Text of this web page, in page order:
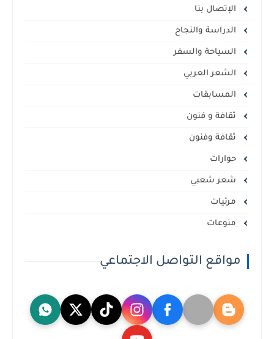
الإتصال بنا
الدراسة والنجاح
السياحة والسفر
الشعر العربي
المسابقات
ثقافة و فنون
ثقافة وفنون
حوارات
شعر شعبي
مرئيات
منوعات
مواقع التواصل الاجتماعي